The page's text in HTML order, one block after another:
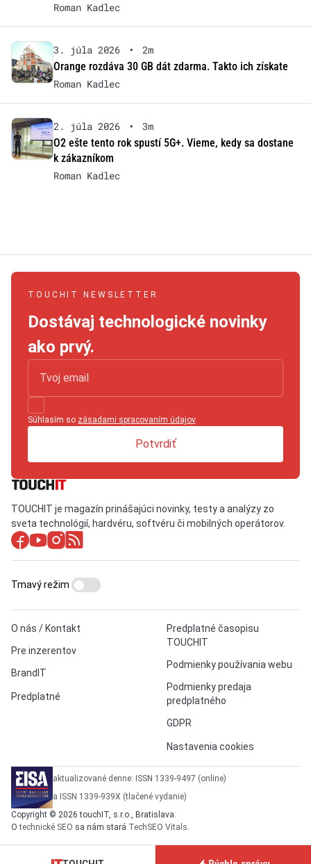
Roman Kadlec
3. júla 2026 •
2m
Orange rozdáva 30 GB dát zdarma. Takto ich získate
Roman Kadlec
2. júla 2026 •
3m
O2 ešte tento rok spustí 5G+. Vieme, kedy sa dostane
k zákazníkom
Roman Kadlec
TOUCHIT NEWSLETTER
Dostávaj technologické novinky
ako prvý.
Súhlasím so zásadami spracovaním údajov.
Potvrdiť
TOUCHIT je magazín prinášajúci novinky, testy a analýzy zo
sveta technológií, hardvéru, softvéru či mobilných operátorov.
O nás / Kontakt
Pre inzerentov
BrandIT
Predplatné
Predplatné časopisu
TOUCHIT
Podmienky používania webu
Podmienky predaja
predplatného
GDPR
Nastavenia cookies
Tmavý režim
aktualizované denne: ISSN 1339-9497 (online)
a ISSN 1339-939X (tlačené vydanie)
Copyright © 2026 touchIT, s.r.o., Bratislava.
Otechnické SEO sa nám stará TechSEO Vitals.